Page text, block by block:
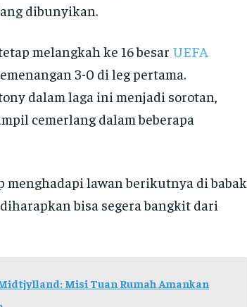
dibunyikan.
melangkah ke 16 besar UEFA
3-0 di leg pertama.
dalam laga ini menjadi sorotan,
cemerlang dalam beberapa
menghadapi lawan berikutnya di babak
bisa segera bangkit dari
Misi Tuan Rumah Amankan